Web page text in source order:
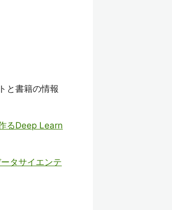
と書籍の情報
るDeep Learn
タサイエンテ